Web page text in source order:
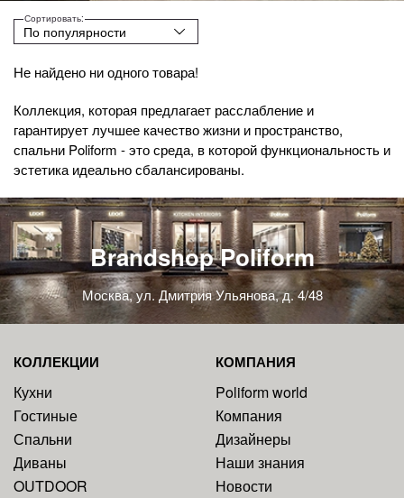
Сортировать:
Не найдено ни одного товара!
Коллекция, которая предлагает расслабление и
гарантирует лучшее качество жизни и пространство,
спальни Poliform - это среда, в которой функциональность и
эстетика идеально сбалансированы.
Brandshop Poliform
Москва, ул. Дмитрия Ульянова, д. 4/48
КОЛЛЕКЦИИ
Кухни
Гостиные
Спальни
Диваны
OUTDOOR
КОМПАНИЯ
Poliform world
Компания
Дизайнеры
Наши знания
Новости